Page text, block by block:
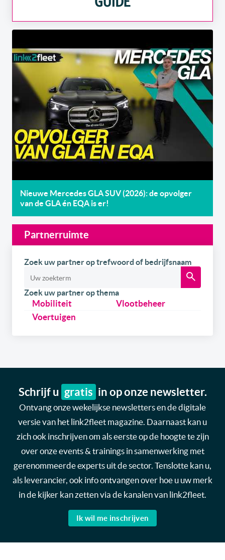
Nieuwe Mercedes GLA SUV (2026): de opvolger
van de GLA én EQA is er!
Partnerruimte
Zoek uw partner op trefwoord of bedrijfsnaam
Zoek uw partner op thema
Mobiliteit
Vlootbeheer
Voertuigen
Schrijf u gratis in op onze newsletter.
Ontvang onze wekelijkse newsletters en de digitale
versie van het link2fleet magazine. Daarnaast kan u
zich ook inschrijven om als eerste op de hoogte te zijn
over onze events & trainings in samenwerking met
gerenommeerde experts uit de sector. Tenslotte kan u,
als leverancier, ook info ontvangen over hoe u uw merk
in de kijker kan zetten via de kanalen van link2fleet.
Ik wil me inschrijven